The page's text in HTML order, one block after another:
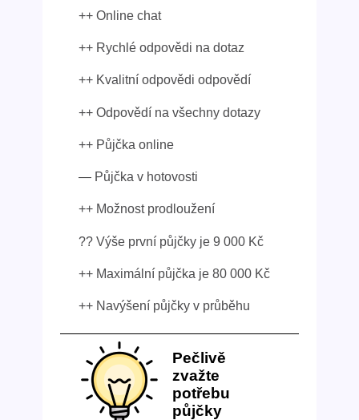
++ Online chat
++ Rychlé odpovědi na dotaz
++ Kvalitní odpovědi odpovědí
++ Odpovědí na všechny dotazy
++ Půjčka online
— Půjčka v hotovosti
++ Možnost prodloužení
?? Výše první půjčky je 9 000 Kč
++ Maximální půjčka je 80 000 Kč
++ Navýšení půjčky v průběhu
Pečlivě
zvažte
potřebu
půjčky